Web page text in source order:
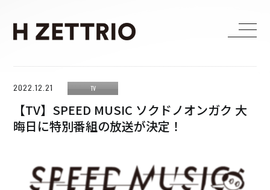
HOME
LIVE
MEDIA
BIOGRAPHY
DISCOGRAPHY
2022.12.21 TV
【TV】SPEED MUSIC ソクドノオンガク 大
晦日に特別番組の放送が決定！